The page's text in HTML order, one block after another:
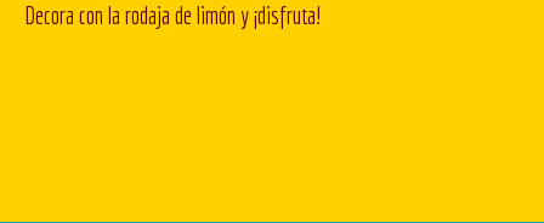
Decora con la rodaja de limón y ¡disfruta!